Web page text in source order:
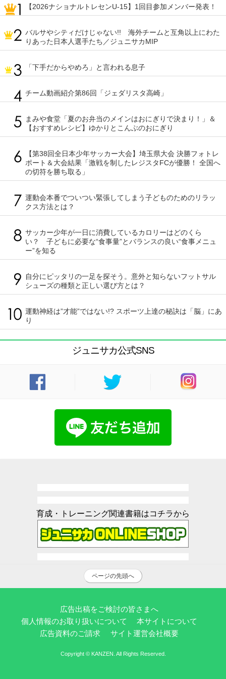
【2026ナショナルトレセンU-15】1回目参加メンバー発表！
バルサやシティだけじゃない!! 海外チームと互角以上にわた
りあった日本人選手たち／ジュニサカMIP
「下手だからやめろ」と言われる息子
チーム動画紹介第86回「ジェダリスタ高崎」
まみや食堂「夏のお弁当のメインはおにぎりで決まり！」＆
【おすすめレシピ】ゆかりとこんぶのおにぎり
【第38回全日本少年サッカー大会】埼玉県大会 決勝フォトレ
ポート＆大会結果「激戦を制したレジスタFCが優勝！ 全国へ
の切符を勝ち取る」
運動会本番でついつい緊張してしまう子どものためのリラッ
クス方法とは？
サッカー少年が一日に消費しているカロリーはどのくら
い？ 子どもに必要な“食事量”とバランスの良い“食事メニュ
ー”を知る
自分にピッタリの一足を探そう。意外と知らないフットサル
シューズの種類と正しい選び方とは？
運動神経は”才能”ではない!? スポーツ上達の秘訣は「脳」にあ
り
ジュニサカ公式SNS
育成・トレーニング関連書籍はコチラから
ページの先頭へ
広告出稿をご検討の皆さまへ
個人情報のお取り扱いについて
本サイトについて
広告資料のご請求
サイト運営会社概要
Copyright © KANZEN. All Rights Reserved.